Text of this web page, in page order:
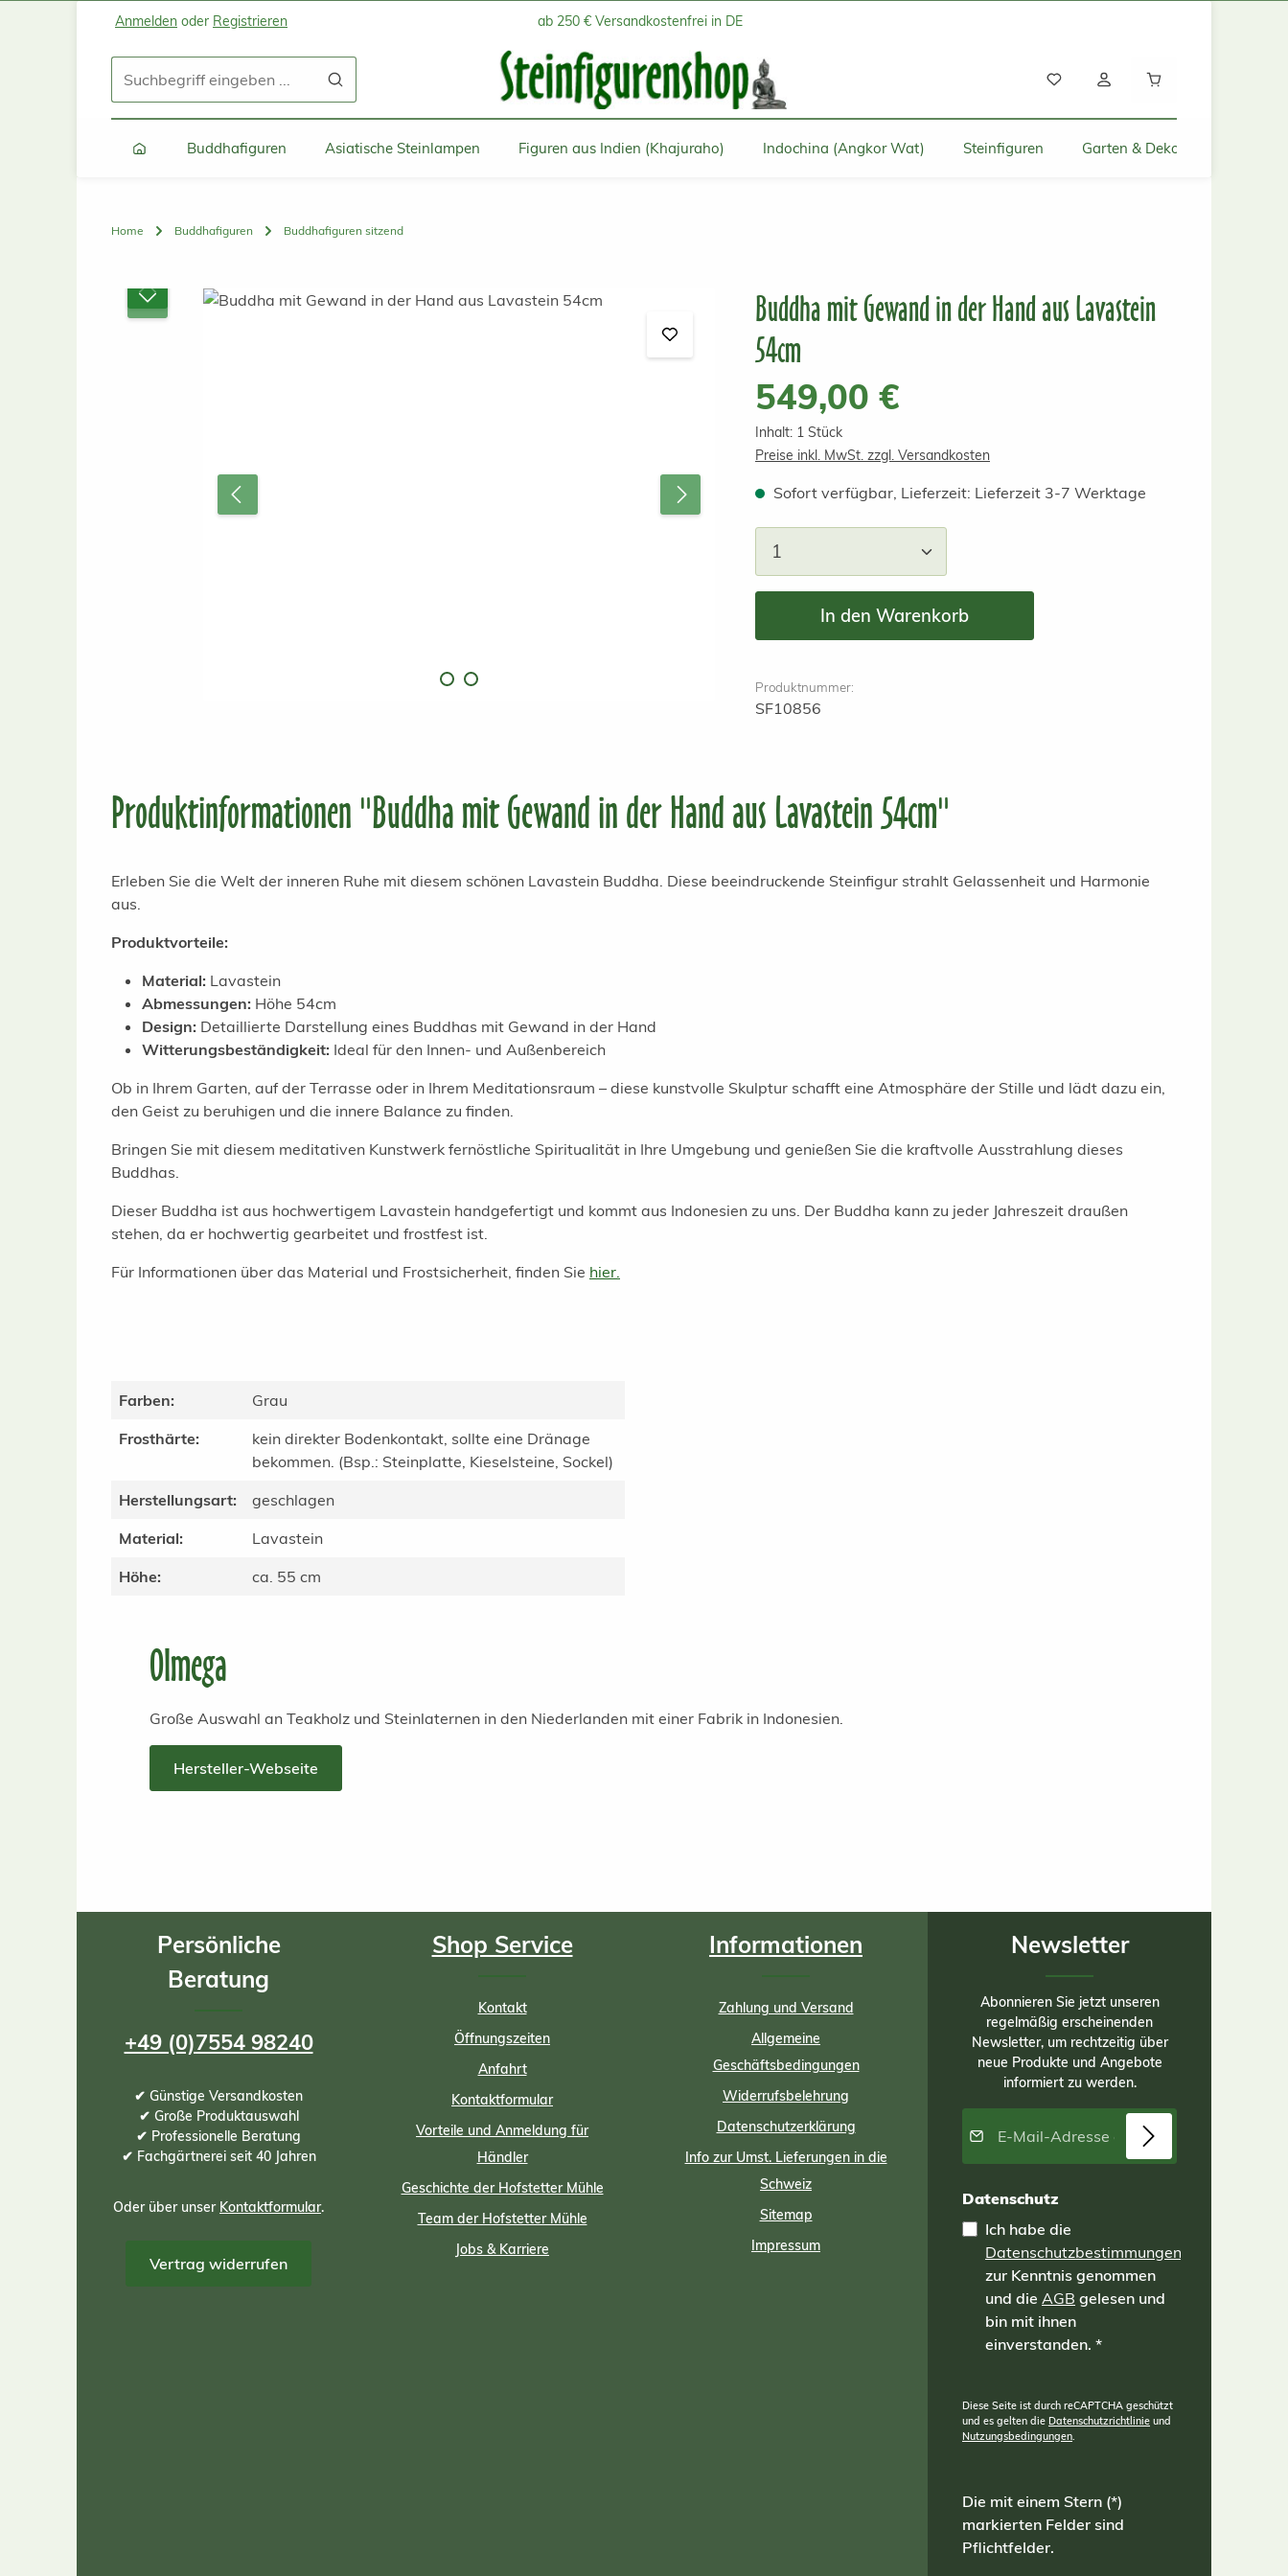
Zum Hauptinhalt springen
Zur Suche springen
Zur Hauptnavigation springen
Anmelden oder Registrieren ab 250 € Versandkostenfrei in DE
Buddhafiguren Asiatische Steinlampen Figuren aus Indien (Khajuraho) Indochina (Angkor Wat) Steinfiguren Garten & Deko für Zuhause
Home Buddhafiguren Buddhafiguren sitzend
Bildergalerie überspringen
Buddha mit Gewand in der Hand aus Lavastein
54cm
Regulärer Preis:
549,00 €
Inhalt: 1 Stück
Preise inkl. MwSt. zzgl. Versandkosten
Sofort verfügbar, Lieferzeit: Lieferzeit 3-7 Werktage
Produkt Anzahl: Gib den gewünschten Wert ein
In den Warenkorb
Produktnummer:
SF10856
Produktinformationen "Buddha mit Gewand in der Hand aus Lavastein 54cm"
Erleben Sie die Welt der inneren Ruhe mit diesem schönen Lavastein Buddha. Diese beeindruckende Steinfigur strahlt Gelassenheit und Harmonie
aus.
Produktvorteile:
Material: Lavastein
Abmessungen: Höhe 54cm
Design: Detaillierte Darstellung eines Buddhas mit Gewand in der Hand
Witterungsbeständigkeit: Ideal für den Innen- und Außenbereich
Ob in Ihrem Garten, auf der Terrasse oder in Ihrem Meditationsraum – diese kunstvolle Skulptur schafft eine Atmosphäre der Stille und lädt dazu ein,
den Geist zu beruhigen und die innere Balance zu finden.
Bringen Sie mit diesem meditativen Kunstwerk fernöstliche Spiritualität in Ihre Umgebung und genießen Sie die kraftvolle Ausstrahlung dieses
Buddhas.
Dieser Buddha ist aus hochwertigem Lavastein handgefertigt und kommt aus Indonesien zu uns. Der Buddha kann zu jeder Jahreszeit draußen
stehen, da er hochwertig gearbeitet und frostfest ist.
Für Informationen über das Material und Frostsicherheit, finden Sie hier.
Farben:
Grau
Frosthärte:
kein direkter Bodenkontakt, sollte eine Dränage
bekommen. (Bsp.: Steinplatte, Kieselsteine, Sockel)
Herstellungsart:
geschlagen
Material:
Lavastein
Höhe:
ca. 55 cm
Olmega
Große Auswahl an Teakholz und Steinlaternen in den Niederlanden mit einer Fabrik in Indonesien.
Hersteller-Webseite
Persönliche
Beratung
+49 (0)7554 98240
✔ Günstige Versandkosten
✔ Große Produktauswahl
✔ Professionelle Beratung
✔ Fachgärtnerei seit 40 Jahren
Oder über unser Kontaktformular.
Vertrag widerrufen
Shop Service
Kontakt
Öffnungszeiten
Anfahrt
Kontaktformular
Vorteile und Anmeldung für
Händler
Geschichte der Hofstetter Mühle
Team der Hofstetter Mühle
Jobs & Karriere
Informationen
Zahlung und Versand
Allgemeine
Geschäftsbedingungen
Widerrufsbelehrung
Datenschutzerklärung
Info zur Umst. Lieferungen in die
Schweiz
Sitemap
Impressum
Newsletter
Abonnieren Sie jetzt unseren
regelmäßig erscheinenden
Newsletter, um rechtzeitig über
neue Produkte und Angebote
informiert zu werden.
E-Mail-Adresse*
Datenschutz
Ich habe die
Datenschutzbestimmungen
zur Kenntnis genommen
und die AGB gelesen und
bin mit ihnen
einverstanden. *
Diese Seite ist durch reCAPTCHA geschützt
und es gelten die Datenschutzrichtlinie und
Nutzungsbedingungen.
Die mit einem Stern (*)
markierten Felder sind
Pflichtfelder.